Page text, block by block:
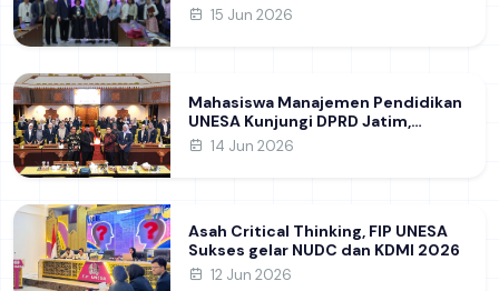
Khon Kaen University Thailand,
Ilmiah Internasional dukung SDG 4
15 Jun 2026
Mahasiswa Manajemen Pendidikan
UNESA Kunjungi DPRD Jatim,
Perdalam Pemahaman Kebijakan
14 Jun 2026
Asah Critical Thinking, FIP UNESA
Sukses gelar NUDC dan KDMI 2026
12 Jun 2026